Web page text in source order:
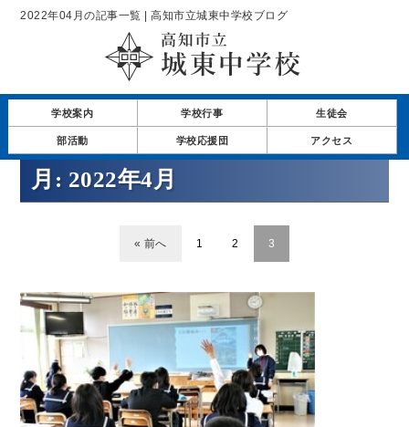
2022年04月の記事一覧 | 高知市立城東中学校ブログ
学校案内 学校行事 生徒会
部活動 学校応援団 アクセス
月: 2022年4月
« 前へ 1 2 3